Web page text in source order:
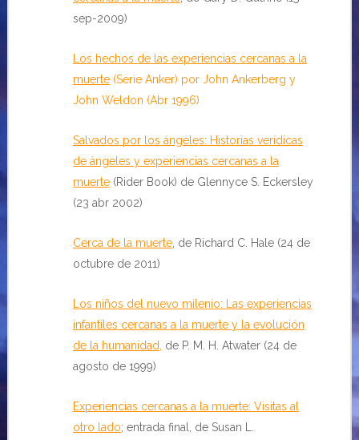
sep-2009)
Los hechos de las experiencias cercanas a la
muerte(Serie Anker) por John Ankerberg y
John Weldon (Abr 1996)
Salvados por los ángeles: Historias verídicas
de ángeles y experiencias cercanas a la
muerte(Rider Book) de Glennyce S. Eckersley
(23 abr 2002)
Cerca de la muerte, de Richard C. Hale (24 de
octubre de 2011)
Los niños del nuevo milenio: Las experiencias
infantiles cercanas a la muerte y la evolución
de la humanidad
de P. M. H. Atwater (24 de
agosto de 1999)
Experiencias cercanas a la muerte: Visitas al
otro lado; entrada final, de Susan L.